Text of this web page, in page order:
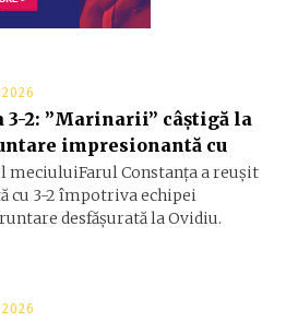
3-2: ”Marinarii” câștigă la
impresionantă cu
meciuluiFarul Constanța a reușit
cu 3-2 împotriva echipei
desfășurată la Ovidiu.